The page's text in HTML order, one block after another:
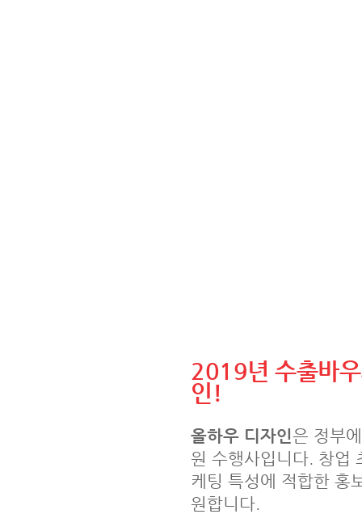
2019년 수출바
인!
올하우 디자인은 정부
원 수행사입니다. 창업
케팅 특성에 적합한 홍
원합니다.